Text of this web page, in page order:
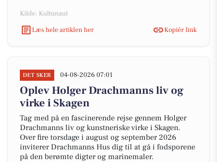
Kilde: Kultunaut
Læs hele artiklen her
Kopiér link
DET SKER 04-08-2026 07:01
Oplev Holger Drachmanns liv og
virke i Skagen
Tag med på en fascinerende rejse gennem Holger
Drachmanns liv og kunstneriske virke i Skagen.
Over fire torsdage i august og september 2026
inviterer Drachmanns Hus dig til at gå i fodsporene
på den berømte digter og marinemaler.